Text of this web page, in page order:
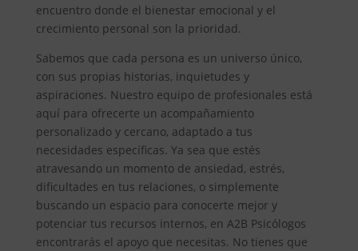
encuentro donde el bienestar emocional y el
crecimiento personal son la prioridad.
Sabemos que cada persona es un universo único,
con sus propias historias, inquietudes y
aspiraciones. Nuestro equipo de profesionales está
aquí para ofrecerte un acompañamiento
personalizado y cercano, adaptado a tus
necesidades específicas. Ya sea que estés
atravesando un momento de ansiedad, estrés,
dificultades en tus relaciones, o simplemente
buscando un espacio para conocerte mejor y
potenciar tus recursos internos, en A2B Psicólogos
encontrarás el apoyo que necesitas. No tienes que